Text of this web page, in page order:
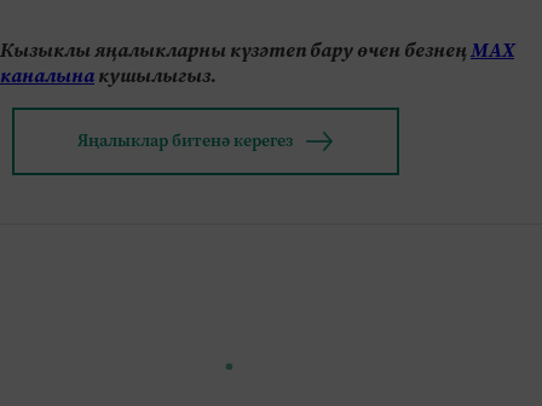
Кызыклы яңалыкларны күзәтеп бару өчен безнеңМАХ
каналынакушылыгыз.
Яңалыклар битенә керегез